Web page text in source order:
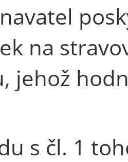
na
jehož
s čl. 1